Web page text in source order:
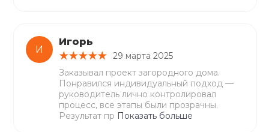
И
Игорь
29 марта 2025
Заказывал проект загородного дома.
Понравился индивидуальный подход —
руководитель лично контролировал
процесс, все этапы были прозрачны.
Результат пр Показать больше